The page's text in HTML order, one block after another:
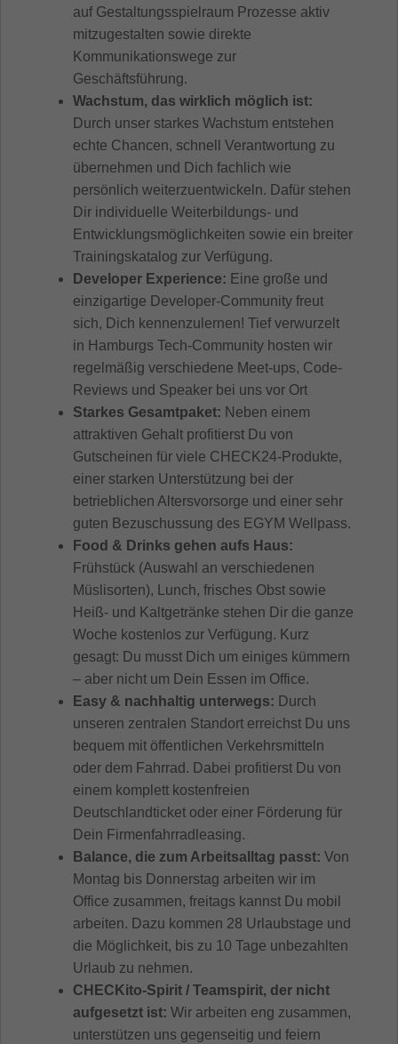
auf Gestaltungsspielraum Prozesse aktiv
mitzugestalten sowie direkte
Kommunikationswege zur
Geschäftsführung.
Wachstum, das wirklich möglich ist:
Durch unser starkes Wachstum entstehen
echte Chancen, schnell Verantwortung zu
übernehmen und Dich fachlich wie
persönlich weiterzuentwickeln. Dafür stehen
Dir individuelle Weiterbildungs- und
Entwicklungsmöglichkeiten sowie ein breiter
Trainingskatalog zur Verfügung.
Developer Experience: Eine große und
einzigartige Developer-Community freut
sich, Dich kennenzulernen! Tief verwurzelt
in Hamburgs Tech-Community hosten wir
regelmäßig verschiedene Meet-ups, Code-
Reviews und Speaker bei uns vor Ort
Starkes Gesamtpaket: Neben einem
attraktiven Gehalt profitierst Du von
Gutscheinen für viele CHECK24-Produkte,
einer starken Unterstützung bei der
betrieblichen Altersvorsorge und einer sehr
guten Bezuschussung des EGYM Wellpass.
Food & Drinks gehen aufs Haus:
Frühstück (Auswahl an verschiedenen
Müslisorten), Lunch, frisches Obst sowie
Heiß- und Kaltgetränke stehen Dir die ganze
Woche kostenlos zur Verfügung. Kurz
gesagt: Du musst Dich um einiges kümmern
– aber nicht um Dein Essen im Office.
Easy & nachhaltig unterwegs: Durch
unseren zentralen Standort erreichst Du uns
bequem mit öffentlichen Verkehrsmitteln
oder dem Fahrrad. Dabei profitierst Du von
einem komplett kostenfreien
Deutschlandticket oder einer Förderung für
Dein Firmenfahrradleasing.
Balance, die zum Arbeitsalltag passt: Von
Montag bis Donnerstag arbeiten wir im
Office zusammen, freitags kannst Du mobil
arbeiten. Dazu kommen 28 Urlaubstage und
die Möglichkeit, bis zu 10 Tage unbezahlten
Urlaub zu nehmen.
CHECKito-Spirit / Teamspirit, der nicht
aufgesetzt ist: Wir arbeiten eng zusammen,
unterstützen uns gegenseitig und feiern